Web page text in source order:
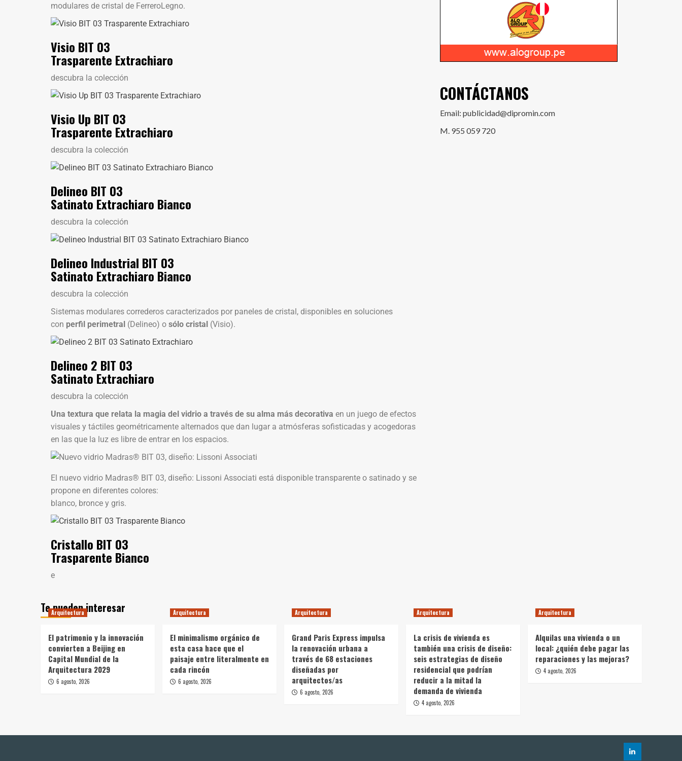
modulares de cristal de FerreroLegno.
Visio BIT 03
Trasparente Extrachiaro
descubra la colección
Visio Up BIT 03
Trasparente Extrachiaro
descubra la colección
Delineo BIT 03
Satinato Extrachiaro Bianco
descubra la colección
Delineo Industrial BIT 03
Satinato Extrachiaro Bianco
descubra la colección
Sistemas modulares correderos caracterizados por paneles de cristal, disponibles en soluciones
con perfil perimetral(Delineo) o sólo cristal(Visio).
Delineo 2 BIT 03
Satinato Extrachiaro
descubra la colección
Una textura que relata la magia del vidrio a través de su alma más decorativa en un juego de efectos
visuales y táctiles geométricamente alternados que dan lugar a atmósferas sofisticadas y acogedoras
en las que la luz es libre de entrar en los espacios.
El nuevo vidrio Madras® BIT 03, diseño: Lissoni Associati está disponible transparente o satinado y se
propone en diferentes colores:
blanco, bronce y gris.
Cristallo BIT 03
Trasparente Bianco
e
CONTÁCTANOS
Email: publicidad@dipromin.com
M. 955 059 720
Te pueden interesar
Arquitectura
El patrimonio y la innovación
convierten a Beijing en
Capital Mundial de la
Arquitectura 2029
6 agosto, 2026
Arquitectura
El minimalismo orgánico de
esta casa hace que el
paisaje entre literalmente en
cada rincón
6 agosto, 2026
Arquitectura
Grand Paris Express impulsa
la renovación urbana a
través de 68 estaciones
diseñadas por
arquitectos/as
6 agosto, 2026
Arquitectura
La crisis de vivienda es
también una crisis de diseño:
seis estrategias de diseño
residencial que podrían
reducir a la mitad la
demanda de vivienda
4 agosto, 2026
Arquitectura
Alquilas una vivienda o un
local: ¿quién debe pagar las
reparaciones y las mejoras?
4 agosto, 2026